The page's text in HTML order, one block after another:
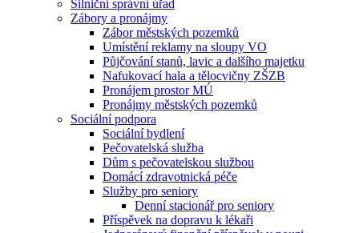
Silniční správní úřad
Zábory a pronájmy
Zábor městských pozemků
Umístění reklamy na sloupy VO
Půjčování stanů, lavic a dalšího majetku
Nafukovací hala a tělocvičny ZŠZB
Pronájem prostor MÚ
Pronájmy městských pozemků
Sociální podpora
Sociální bydlení
Pečovatelská služba
Dům s pečovatelskou službou
Domácí zdravotnická péče
Služby pro seniory
Denní stacionář pro seniory
Příspěvek na dopravu k lékaři